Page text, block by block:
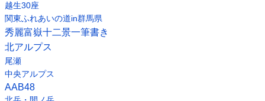
越生30座
関東ふれあいの道in群馬県
秀麗富嶽十二景一筆書き
北アルプス
尾瀬
中央アルプス
AAB48